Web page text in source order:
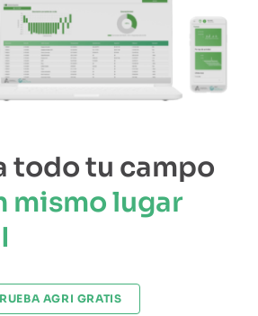
todo tu campo
mismo lugar
AGRI GRATIS